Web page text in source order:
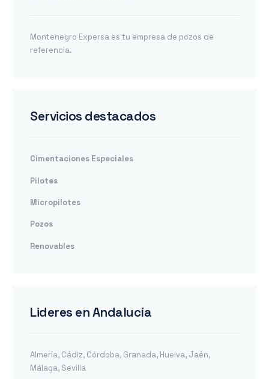
Montenegro Expersa es tu empresa de pozos de
referencia.
Servicios destacados
Cimentaciones Especiales
Pilotes
Micropilotes
Pozos
Renovables
Lideres en Andalucía
Almería, Cádiz, Córdoba, Granada, Huelva, Jaén,
Málaga, Sevilla